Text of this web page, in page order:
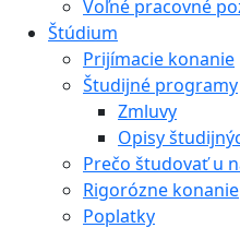
Voľné pracovné
Štúdium
Prijímacie konanie
Študijné programy
Zmluvy
Opisy
Prečo študovať u
Rigorózne konanie
Poplatky